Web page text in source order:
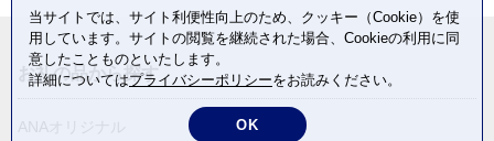
お礼の品から探す
定期便
当サイトでは、サイト利便性向上のため、クッキー（Cookie）を使
用しています。サイトの閲覧を継続された場合、Cookieの利用に同
意したことものといたします。
詳細についてはプライバシーポリシーをお読みください。
OK